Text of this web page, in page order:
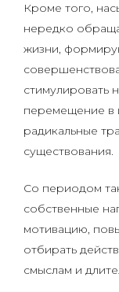
Кроме того,
нередко
жизни,
стимулировать
перемещение в
радикальные
существования.
Со периодом
собственные
мотивацию,
отбирать
смыслам и